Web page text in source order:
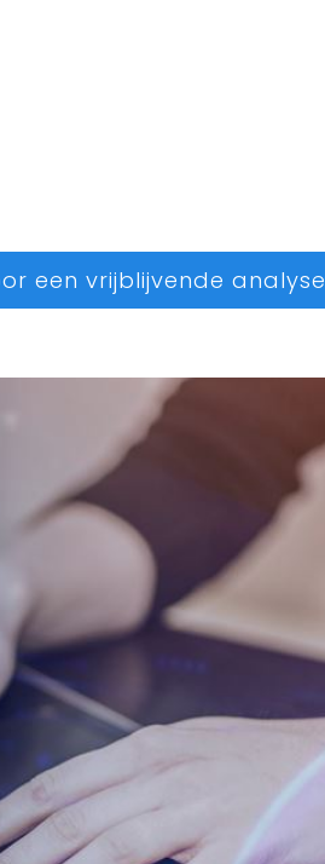
een vrijblijvende analyse